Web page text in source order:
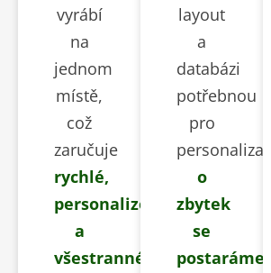
vyrábí
na
jednom
místě,
což
zaručuje
rychlé,
personalizované
a
všestranné
layout
a
databázi
potřebnou
pro
personalizaci,
o
zbytek
se
postaráme